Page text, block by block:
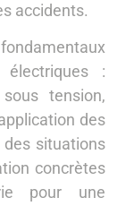
accidents.
:
tension,
des
situations
concrètes
pour une